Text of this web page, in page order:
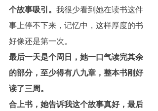
个故事吸引。 我很少看到她在读书这件
事上停不下来，记忆中，这样厚度的书
好像还是第一次。
最后一天是个周日，她一口气读完其余
的部分，至少得有八九章，整本书刚好
读了三周。
合上书，她告诉我这个故事真好，最后